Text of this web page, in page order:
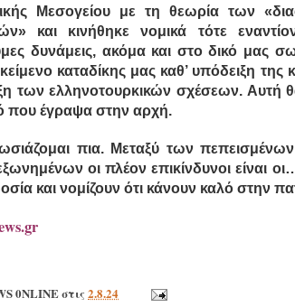
Μεσογείου με τη θεωρία των
και κινήθηκε νομικά τότε
δυνάμεις, ακόμα και στο δικό μας
καταδίκης μας καθ’ υπόδειξη
των ελληνοτουρκικών σχέσεων. Αυτή
που έγραψα στην αρχή.
πια. Μεταξύ των
οι πλέον επικίνδυνοι είναι
και νομίζουν ότι κάνουν καλό στην
0NLINEστις 2.8.24